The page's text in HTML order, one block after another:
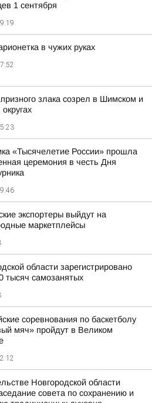
1 сентября
в чужих руках
злака созрел в Шимском и
«Тысячелетие России» прошла
церемония в честь Дня
экспортеры выйдут на
маркетплейсы
области зарегистрировано
тысяч самозанятых
соревнования по баскетболу
мяч» пройдут в Великом
Новгородской области
совета по сохранению и